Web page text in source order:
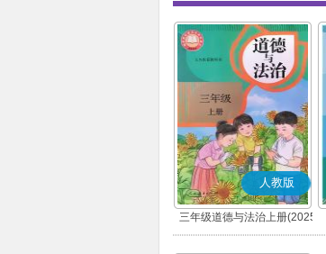
人教版
三年级道德与法治上册(2025
秋版)(部编版)